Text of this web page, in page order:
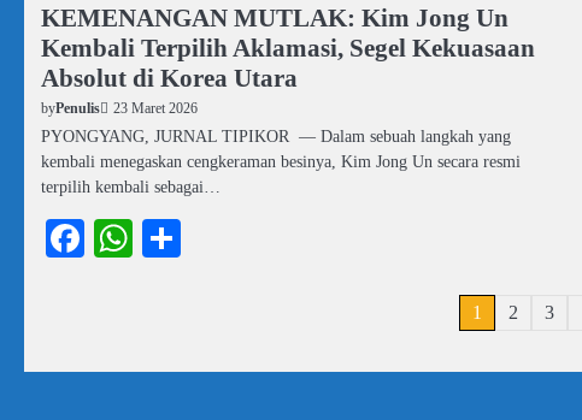
KEMENANGAN MUTLAK: Kim Jong Un
Kembali Terpilih Aklamasi, Segel Kekuasaan
Absolut di Korea Utara
byPenulis 23 Maret 2026
PYONGYANG, JURNAL TIPIKOR — Dalam sebuah langkah yang
kembali menegaskan cengkeraman besinya, Kim Jong Un secara resmi
terpilih kembali sebagai…
Facebook
WhatsApp
1 2 3